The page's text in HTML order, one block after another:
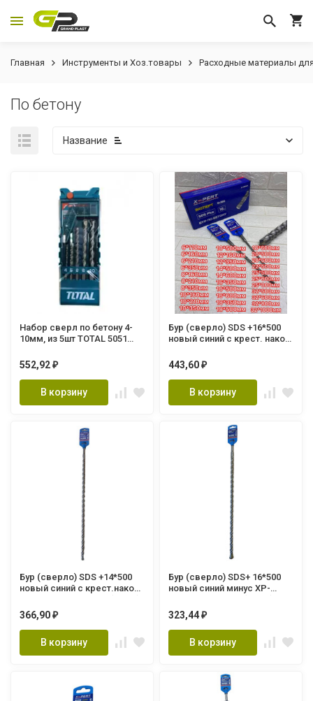
Главная Инструменты и Хоз.товары Расходные материалы
По бетону
Название
Набор сверл по бетону 4-
10мм, из 5шт TOTAL 5051
552,92 ₽
В корзину
Бур (сверло) SDS +16*500
новый синий с крест. након.
443,60 ₽
В корзину
Бур (сверло) SDS +14*500
новый синий c крест.након.
366,90 ₽
В корзину
Бур (сверло) SDS+ 16*500
новый синий минус XP-
323,44 ₽
В корзину